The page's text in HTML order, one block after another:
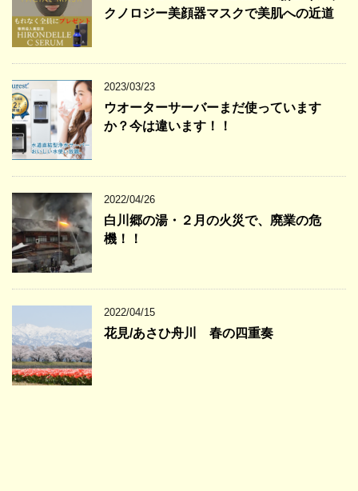
クノロジー美顔器マスクで美肌への近道
2023/03/23
ウオーターサーバーまだ使っています
か？今は違います！！
2022/04/26
白川郷の湯・２月の火災で、廃業の危
機！！
2022/04/15
花見/あさひ舟川 春の四重奏